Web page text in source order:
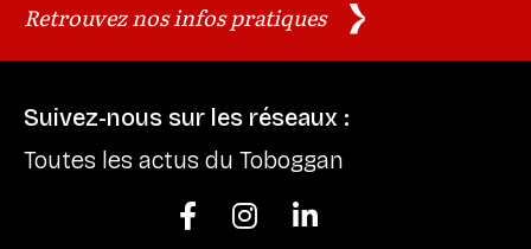
Retrouvez nos infos pratiques
Suivez-nous sur les réseaux :
Toutes les actus du Toboggan

 